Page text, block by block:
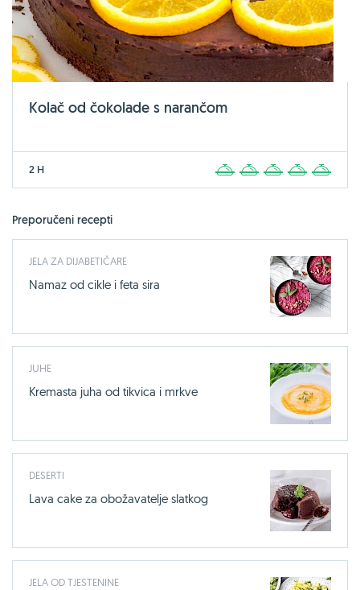
Kolač od čokolade s narančom
2 H 2 3 4
Preporučeni recepti
JELA ZA DIJABETIČARE
Namaz od cikle i feta sira
JUHE
Kremasta juha od tikvica i mrkve
DESERTI
Lava cake za obožavatelje slatkog
JELA OD TJESTENINE